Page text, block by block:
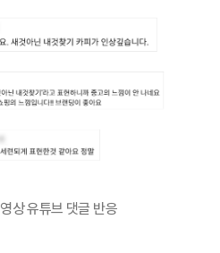
상 유튜브 댓글 반응